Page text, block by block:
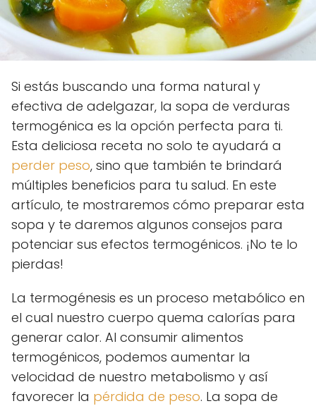
Si estás buscando una forma natural y
efectiva de adelgazar, la sopa de verduras
termogénica es la opción perfecta para ti.
Esta deliciosa receta no solo te ayudará a
perder peso, sino que también te brindará
múltiples beneficios para tu salud. En este
artículo, te mostraremos cómo preparar esta
sopa y te daremos algunos consejos para
potenciar sus efectos termogénicos. ¡No te lo
pierdas!
La termogénesis es un proceso metabólico en
el cual nuestro cuerpo quema calorías para
generar calor. Al consumir alimentos
termogénicos, podemos aumentar la
velocidad de nuestro metabolismo y así
favorecer la pérdida de peso. La sopa de